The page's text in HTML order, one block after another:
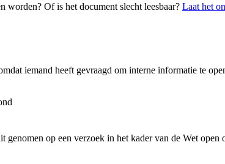
worden? Of is het document slecht leesbaar? Laat het
iemand heeft gevraagd om interne informatie te
op een verzoek in het kader van de Wet open